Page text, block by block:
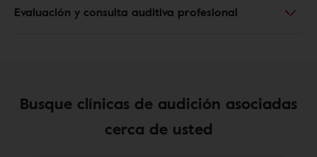
Evaluación y consulta auditiva profesional
Busque clínicas de audición asociadas
cerca de usted